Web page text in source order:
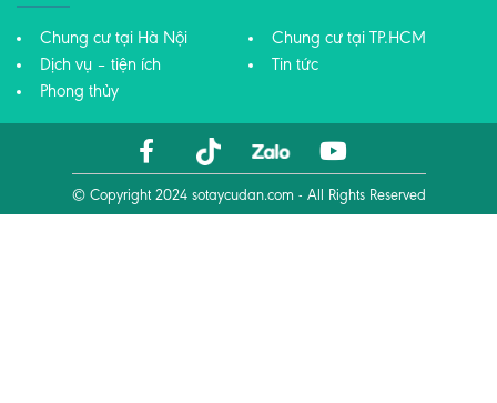
Chung cư tại Hà Nội
Chung cư tại TP.HCM
Dịch vụ – tiện ích
Tin tức
Phong thủy
© Copyright 2024 sotaycudan.com- All Rights Reserved